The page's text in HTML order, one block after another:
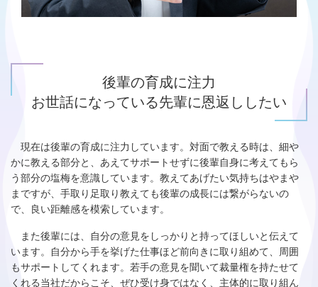
後輩の育成に注力
お世話になっている先輩に恩返ししたい
現在は後輩の育成に注力しています。対面で教える時は、細や
かに教える部分と、あえてサポートせずに後輩自身に考えてもら
う部分の塩梅を意識しています。教えてあげたい気持ちはやまや
まですが、手取り足取り教えても後輩の成長には繋がらないの
で、良い距離感を模索しています。
また後輩には、自分の意見をしっかりと持ってほしいと伝えて
います。自分から手を挙げた仕事ほど前向きに取り組めて、周囲
もサポートしてくれます。若手の意見を聞いて裁量権を持たせて
くれる当社だからこそ、ぜひ受け身ではなく、主体的に取り組ん